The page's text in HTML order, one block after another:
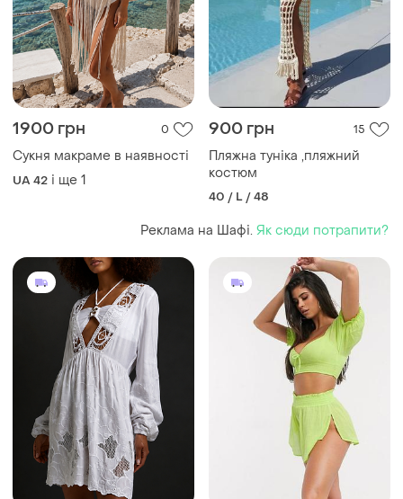
1900 грн 0
Сукня макраме в наявності
UA 42 і ще 1
900 грн 15
Пляжна туніка ,пляжний
костюм
40 / L / 48
Реклама на Шафі. Як сюди потрапити?